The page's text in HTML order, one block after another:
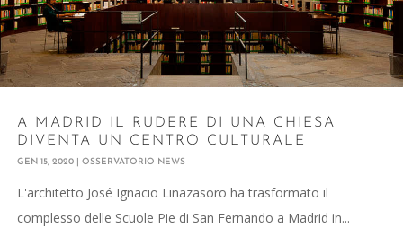
A MADRID IL RUDERE DI UNA CHIESA
DIVENTA UN CENTRO CULTURALE
GEN 15, 2020 OSSERVATORIO NEWS
L'architetto José Ignacio Linazasoro ha trasformato il
complesso delle Scuole Pie di San Fernando a Madrid in...